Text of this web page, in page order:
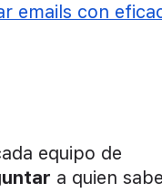
emails con
equipo de
a quien